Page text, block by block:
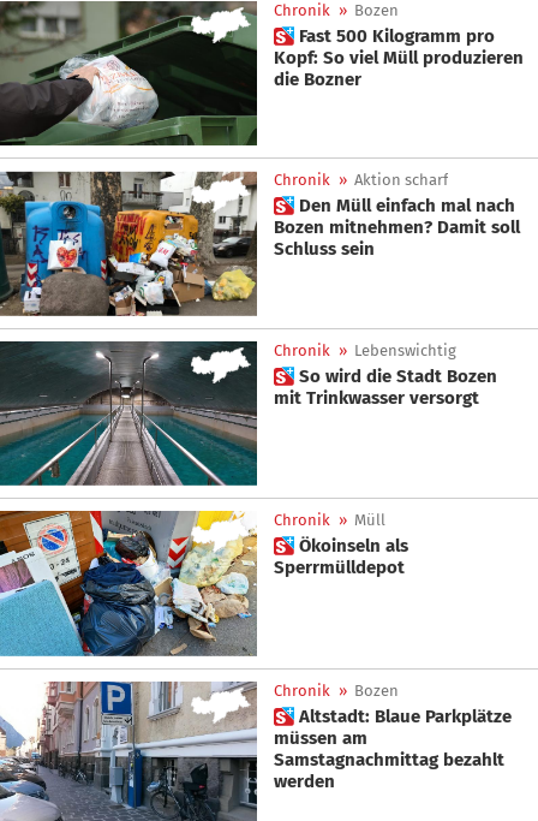
Chronik » Bozen
 Fast 500 Kilogramm pro
Kopf: So viel Müll produzieren
die Bozner
Chronik » Aktion scharf
 Den Müll einfach mal nach
Bozen mitnehmen? Damit soll
Schluss sein
Chronik » Lebenswichtig
 So wird die Stadt Bozen
mit Trinkwasser versorgt
Chronik » Müll
 Ökoinseln als
Sperrmülldepot
Chronik » Bozen
 Altstadt: Blaue Parkplätze
müssen am
Samstagnachmittag bezahlt
werden